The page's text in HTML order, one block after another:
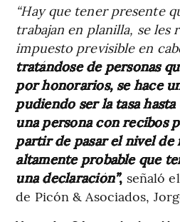
“Hay que tener presente
trabajan en planilla, se les
impuesto previsible en
tratándose de personas
por honorarios, se hace
pudiendo ser la tasa
una persona con recibos
partir de pasar el nivel de
altamente probable que
una declaración”, señaló
de Picón & Asociados,